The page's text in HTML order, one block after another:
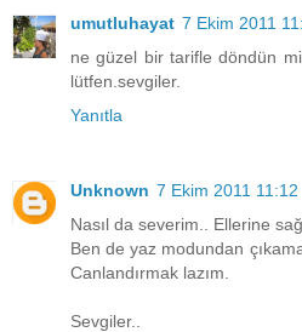
umutluhayat 7 Ekim 2011
ne güzel bir tarifle döndün
lütfen.sevgiler.
Yanıtla
Unknown 7 Ekim 2011 11:12
Nasıl da severim.. Ellerine
Ben de yaz modundan
Canlandırmak lazım.
Sevgiler..